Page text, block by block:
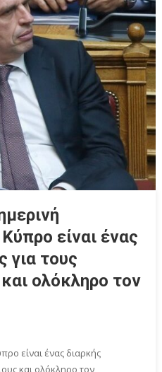
είναι ένας
για τους
ολόκληρο τον
είναι ένας διαρκής
και ολόκληρο τον